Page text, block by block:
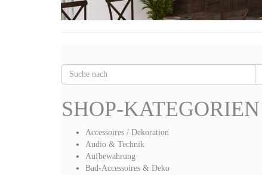
SHOP-KATEGORIEN
Accessoires / Dekoration
Audio & Technik
Aufbewahrung
Bad-Accessoires & Deko